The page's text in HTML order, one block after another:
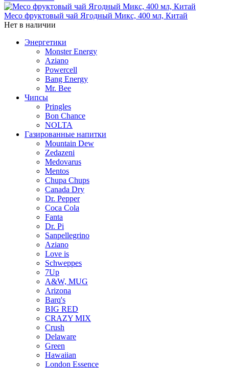
Meco фруктовый чай Ягодный Микс, 400 мл, Китай
Нет в наличии
Энергетики
Monster Energy
Aziano
Powercell
Bang Energy
Mr. Bee
Чипсы
Pringles
Bon Chance
NOLTA
Газированные напитки
Mountain Dew
Zedazeni
Medovarus
Mentos
Chupa Chups
Canada Dry
Dr. Pepper
Coca Cola
Fanta
Dr. Pi
Sanpellegrino
Aziano
Love is
Schweppes
7Up
A&W, MUG
Arizona
Barq's
BIG RED
CRAZY MIX
Crush
Delaware
Green
Hawaiian
London Essence